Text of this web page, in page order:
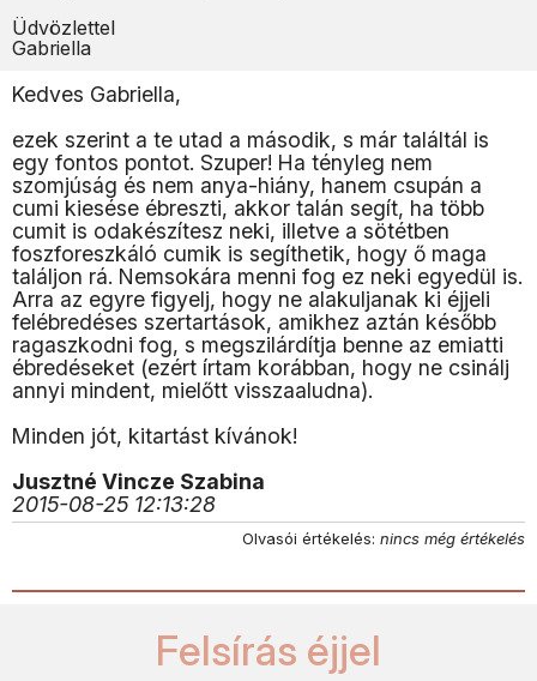
Üdvözlettel
Gabriella
Kedves Gabriella,
ezek szerint a te utad a második, s már találtál is
egy fontos pontot. Szuper! Ha tényleg nem
szomjúság és nem anya-hiány, hanem csupán a
cumi kiesése ébreszti, akkor talán segít, ha több
cumit is odakészítesz neki, illetve a sötétben
foszforeszkáló cumik is segíthetik, hogy ő maga
találjon rá. Nemsokára menni fog ez neki egyedül is.
Arra az egyre figyelj, hogy ne alakuljanak ki éjjeli
felébredéses szertartások, amikhez aztán később
ragaszkodni fog, s megszilárdítja benne az emiatti
ébredéseket (ezért írtam korábban, hogy ne csinálj
annyi mindent, mielőtt visszaaludna).
Minden jót, kitartást kívánok!
Jusztné Vincze Szabina
2015-08-25 12:13:28
Olvasói értékelés: nincs még értékelés
Felsírás éjjel